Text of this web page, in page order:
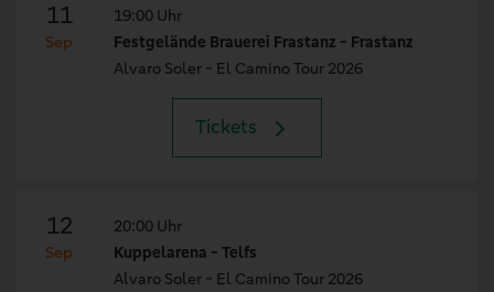
11
Sep
19:00 Uhr
Festgelände Brauerei Frastanz - Frastanz
Alvaro Soler - El Camino Tour 2026
Tickets
12
Sep
20:00 Uhr
Kuppelarena - Telfs
Alvaro Soler - El Camino Tour 2026